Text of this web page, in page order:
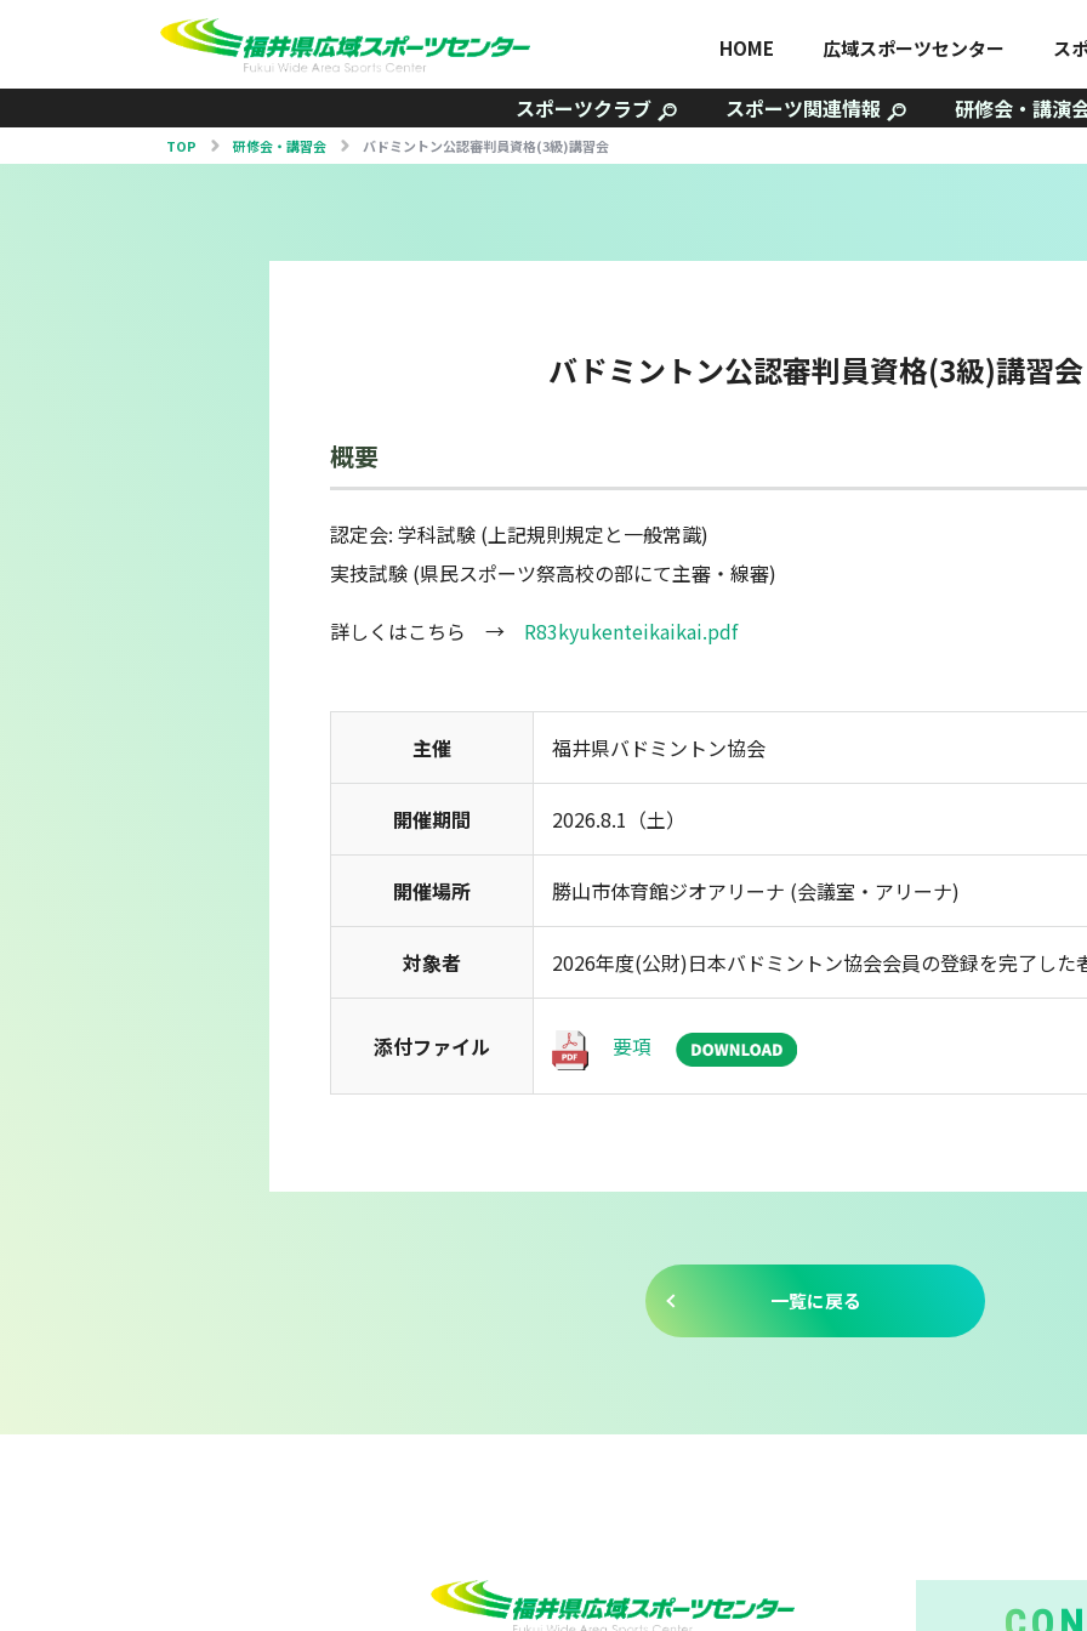
HOME 広域スポーツセンター ス
スポーツクラブ スポーツ関連情報 研修会・講演
TOP 研修会・講習会 バドミントン公認審判員資格(3級)講習会
バドミントン公認審判員資格(3級)講習会
概要
認定会: 学科試験 (上記規則規定と一般常識)
実技試験 (県民スポーツ祭高校の部にて主審・線審)
詳しくはこちら → R83kyukenteikaikai.pdf
主催 福井県バドミントン協会
開催期間 2026.8.1（土）
開催場所 勝山市体育館ジオアリーナ (会議室・アリーナ)
対象者 2026年度(公財)日本バドミントン協会会員の登録を完了した
添付ファイル 要項
一覧に戻る